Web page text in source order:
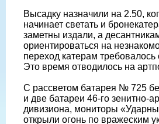
Высадку назначили на 2.50,
начинает светать и
заметны издали, а
ориентироваться на
переход катерам требовалось
Это время отводилось на
С рассветом батарея № 725
и две батареи 46-го зенитно-
дивизиона, мониторы
открыли огонь по вражеским